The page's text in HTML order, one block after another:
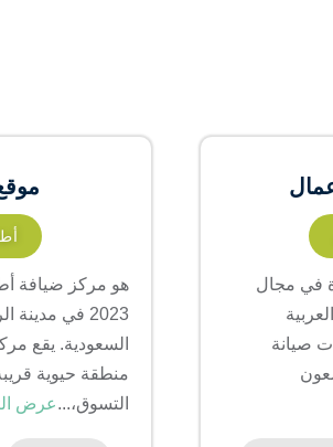
في مجال
صيانة
هو مركز ضيافة
2023 في
السعودية. يقع
منطقة حيوية
التسوق،...عرض